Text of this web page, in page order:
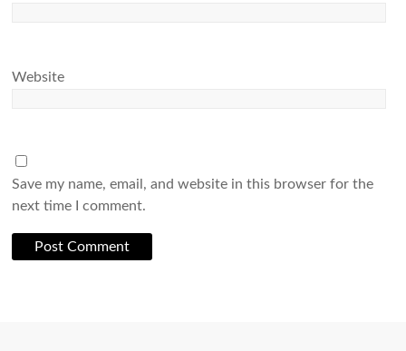
Website
Save my name, email, and website in this browser for the
next time I comment.